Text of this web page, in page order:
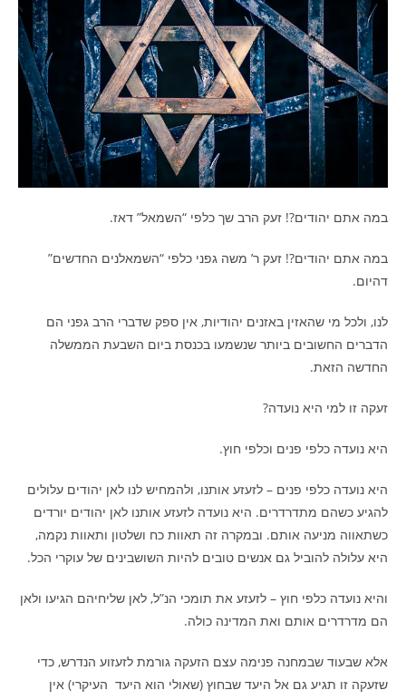
במה אתם יהודים?! זעק הרב שך כלפי “השמאל” דאז.
במה אתם יהודים?! זעק ר’ משה גפני כלפי “השמאלנים החדשים”
דהיום.
לנו, ולכל מי שהאזין באזנים יהודיות, אין ספק שדברי הרב גפני הם
הדברים החשובים ביותר שנשמעו בכנסת ביום השבעת הממשלה
החדשה הזאת.
זעקה זו למי היא נועדה?
היא נועדה כלפי פנים וכלפי חוץ.
היא נועדה כלפי פנים – לזעזע אותנו, ולהמחיש לנו לאן יהודים עלולים
להגיע כשהם מתדרדרים. היא נועדה לזעזע אותנו לאן יהודים יורדים
כשתאווה מניעה אותם. ובמקרה זה תאוות כח ושלטון ותאוות נקמה,
היא עלולה להוביל גם אנשים טובים להיות השושבינים של עוקרי הכל.
והיא נועדה כלפי חוץ – לזעזע את תומכי הנ”ל, לאן שליחיהם הגיעו ולאן
הם מדרדרים אותם ואת המדינה כולה.
אלא שבעוד שבמחנה פנימה עצם הזעקה גורמת לזעזוע הנדרש, כדי
שזעקה זו תגיע גם אל היעד שבחוץ (שאולי הוא היעד העיקרי) אין